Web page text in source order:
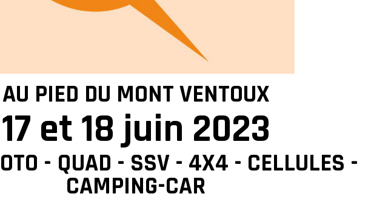
AU PIED DU MONT VENTOUX
17 et 18 juin 2023
- QUAD - SSV - 4X4 - CELLULES -
CAMPING-CAR